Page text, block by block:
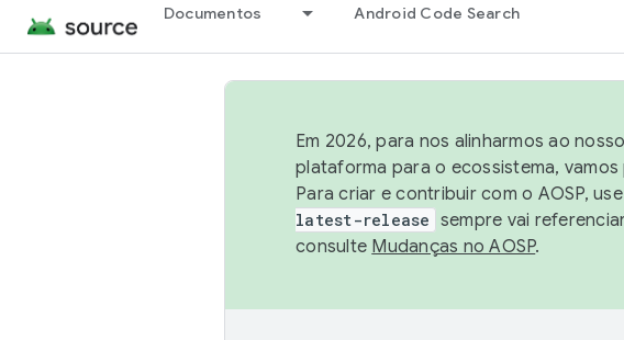
Documentos Android Code Search
Em 2026, para nos alinharmos ao
plataforma para o ecossistema,
Para criar e contribuir com o AOSP, use
latest-release sempre vai
consulte Mudanças no AOSP.